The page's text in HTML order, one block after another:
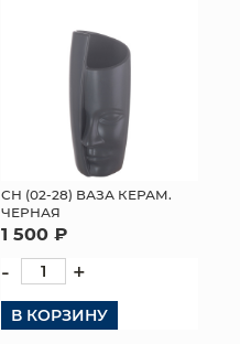
СН (02-28) ВАЗА КЕРАМ.
ЧЕРНАЯ
1 500 ₽
- +
В КОРЗИНУ